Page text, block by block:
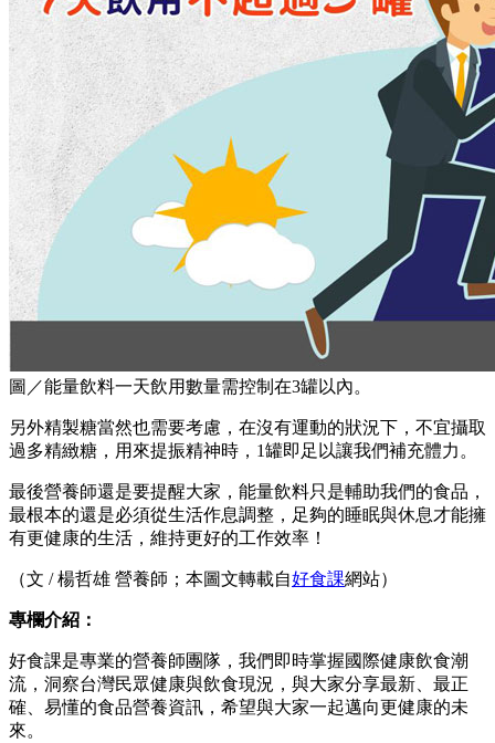
圖／能量飲料一天飲用數量需控制在3罐以內。
另外精製糖當然也需要考慮，在沒有運動的狀況下，不宜攝取
過多精緻糖，用來提振精神時，1罐即足以讓我們補充體力。
最後營養師還是要提醒大家，能量飲料只是輔助我們的食品，
最根本的還是必須從生活作息調整，足夠的睡眠與休息才能擁
有更健康的生活，維持更好的工作效率！
（文 / 楊哲雄 營養師；本圖文轉載自好食課網站）
專欄介紹：
好食課是專業的營養師團隊，我們即時掌握國際健康飲食潮
流，洞察台灣民眾健康與飲食現況，與大家分享最新、最正
確、易懂的食品營養資訊，希望與大家一起邁向更健康的未
來。